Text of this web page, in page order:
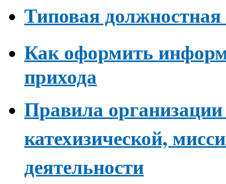
Типовая должностная
Как оформить
прихода
Правила организации
катехизической,
деятельности